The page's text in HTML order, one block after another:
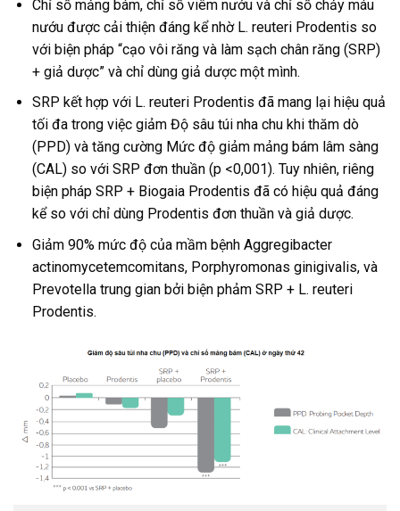
Chỉ số mảng bám, chỉ số viêm nướu và chỉ số chảy máu
nướu được cải thiện đáng kể nhờ L. reuteri Prodentis so
với biện pháp “cạo vôi răng và làm sạch chân răng (SRP)
+ giả dược” và chỉ dùng giả dược một mình.
SRP kết hợp với L. reuteri Prodentis đã mang lại hiệu quả
tối đa trong việc giảm Độ sâu túi nha chu khi thăm dò
(PPD) và tăng cường Mức độ giảm mảng bám lâm sàng
(CAL) so với SRP đơn thuần (p <0,001). Tuy nhiên, riêng
biện pháp SRP + Biogaia Prodentis đã có hiệu quả đáng
kể so với chỉ dùng Prodentis đơn thuần và giả dược.
Giảm 90% mức độ của mầm bệnh Aggregibacter
actinomycetemcomitans, Porphyromonas ginigivalis, và
Prevotella trung gian bởi biện phảm SRP + L. reuteri
Prodentis.